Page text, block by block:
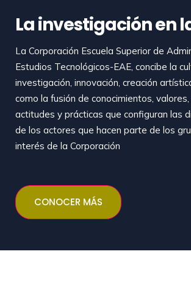
La investigación en
La Corporación Escuela Superior de
Estudios Tecnológicos-EAE, concibe la
investigación, innovación, creación
como la fusión de conocimientos, valores,
actitudes y prácticas que configuran las
de los actores que hacen parte de los
interés de la Corporación
CONOCER MÁS